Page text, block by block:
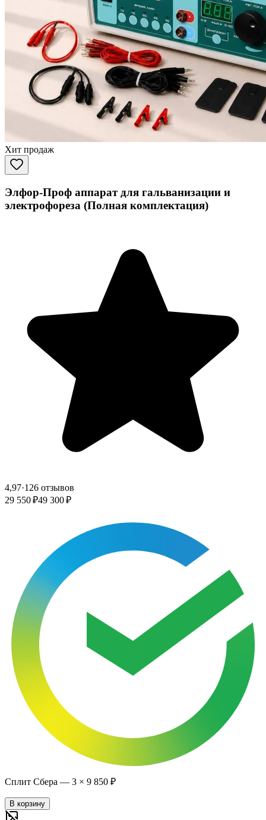
Хит продаж
Элфор-Проф аппарат для гальванизации и
электрофореза (Полная комплектация)
4,97·126 отзывов
29 550 ₽49 300 ₽
Сплит Сбера — 3 × 9 850 ₽
В корзину